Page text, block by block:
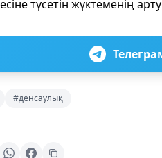
түсетін жүктеменің
#денсаулық